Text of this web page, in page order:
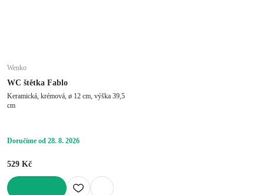
Wenko
WC štětka Fablo
Keramická, krémová, ø 12 cm, výška 39,5
cm
Doručíme od 28. 8. 2026
529 Kč